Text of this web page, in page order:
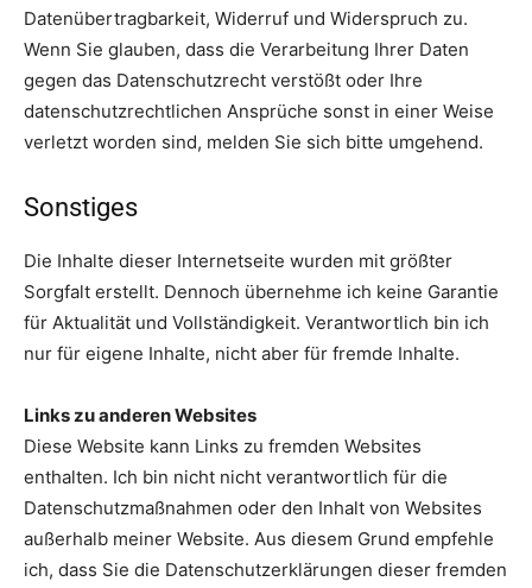
Datenübertragbarkeit, Widerruf und Widerspruch zu.
Wenn Sie glauben, dass die Verarbeitung Ihrer Daten
gegen das Datenschutzrecht verstößt oder Ihre
datenschutzrechtlichen Ansprüche sonst in einer Weise
verletzt worden sind, melden Sie sich bitte umgehend.
Sonstiges
Die Inhalte dieser Internetseite wurden mit größter
Sorgfalt erstellt. Dennoch übernehme ich keine Garantie
für Aktualität und Vollständigkeit. Verantwortlich bin ich
nur für eigene Inhalte, nicht aber für fremde Inhalte.
Links zu anderen Websites
Diese Website kann Links zu fremden Websites
enthalten. Ich bin nicht nicht verantwortlich für die
Datenschutzmaßnahmen oder den Inhalt von Websites
außerhalb meiner Website. Aus diesem Grund empfehle
ich, dass Sie die Datenschutzerklärungen dieser fremden